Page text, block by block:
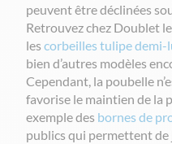
peuvent être déclinées
Retrouvez chez Doublet
lescorbeilles tulipe demi-
bien d’autres modèles
Cependant, la poubelle
favorise le maintien de la
exemple des bornes de
publics qui permettent de